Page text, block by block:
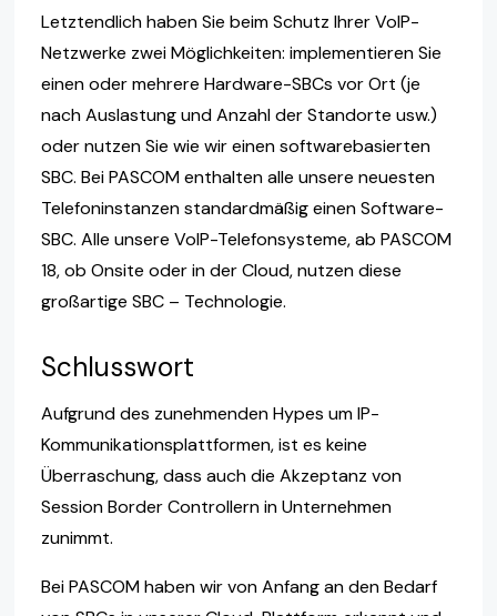
Letztendlich haben Sie beim Schutz Ihrer VoIP-
Netzwerke zwei Möglichkeiten: implementieren Sie
einen oder mehrere Hardware-SBCs vor Ort (je
nach Auslastung und Anzahl der Standorte usw.)
oder nutzen Sie wie wir einen softwarebasierten
SBC. Bei PASCOM enthalten alle unsere neuesten
Telefoninstanzen standardmäßig einen Software-
SBC. Alle unsere VoIP-Telefonsysteme, ab PASCOM
18, ob Onsite oder in der Cloud, nutzen diese
großartige SBC – Technologie.
Schlusswort
Aufgrund des zunehmenden Hypes um IP-
Kommunikationsplattformen, ist es keine
Überraschung, dass auch die Akzeptanz von
Session Border Controllern in Unternehmen
zunimmt.
Bei PASCOM haben wir von Anfang an den Bedarf